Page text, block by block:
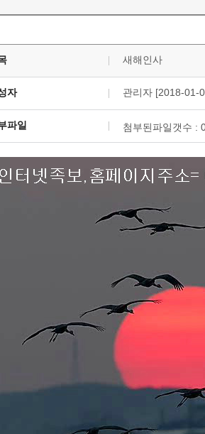
새해인사
자 관리자 [2018-01-
파일 첨부된파일갯수 :